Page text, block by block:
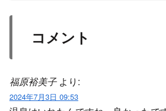
コメント
福原裕美子 より:
2024年7月3日 09:53